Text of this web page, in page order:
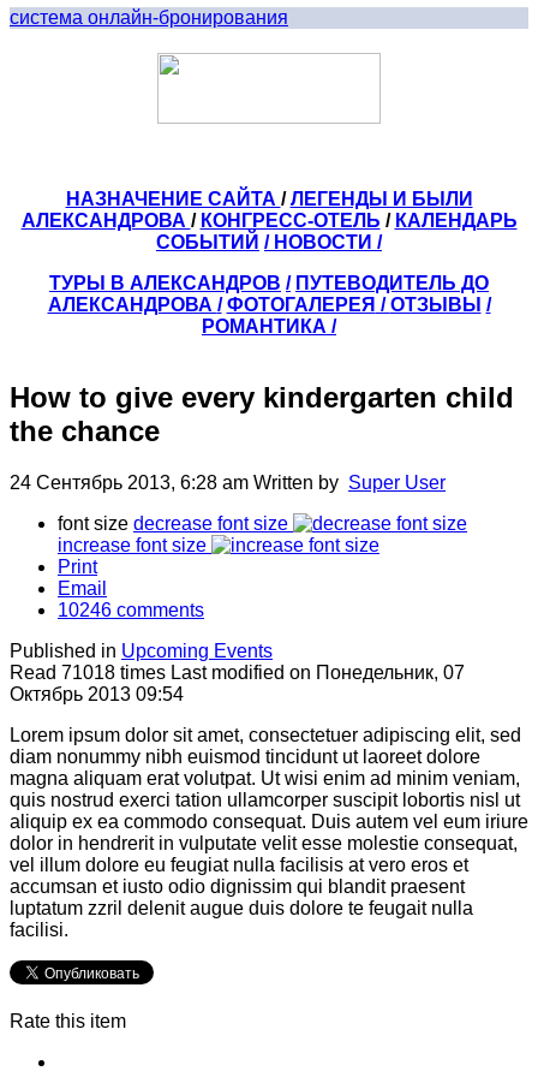
система онлайн-бронирования
НАЗНАЧЕНИЕ САЙТА /ЛЕГЕНДЫ И БЫЛИ
АЛЕКСАНДРОВА / КОНГРЕСС-ОТЕЛЬ / КАЛЕНДАРЬ
СОБЫТИЙ / НОВОСТИ /
ТУРЫ В АЛЕКСАНДРОВ / ПУТЕВОДИТЕЛЬ ДО
АЛЕКСАНДРОВА / ФОТОГАЛЕРЕЯ /ОТЗЫВЫ /
РОМАНТИКА /
How to give every kindergarten child
the chance
24 Сентябрь 2013, 6:28 am Written by Super User
font size decrease font size
increase font size
Print
Email
10246 comments
Published in Upcoming Events
Read 71018 times Last modified on Понедельник, 07
Октябрь 2013 09:54
Lorem ipsum dolor sit amet, consectetuer adipiscing elit, sed
diam nonummy nibh euismod tincidunt ut laoreet dolore
magna aliquam erat volutpat. Ut wisi enim ad minim veniam,
quis nostrud exerci tation ullamcorper suscipit lobortis nisl ut
aliquip ex ea commodo consequat. Duis autem vel eum iriure
dolor in hendrerit in vulputate velit esse molestie consequat,
vel illum dolore eu feugiat nulla facilisis at vero eros et
accumsan et iusto odio dignissim qui blandit praesent
luptatum zzril delenit augue duis dolore te feugait nulla
facilisi.
Rate this item